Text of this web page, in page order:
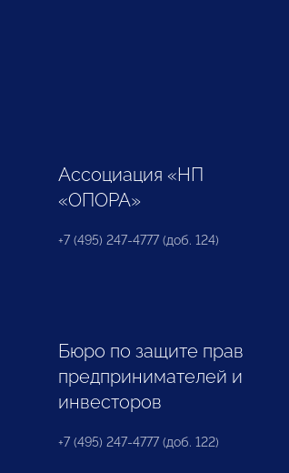
Ассоциация «НП
«ОПОРА»
+7 (495) 247-4777 (доб. 124)
Бюро по защите прав
предпринимателей и
инвесторов
+7 (495) 247-4777 (доб. 122)